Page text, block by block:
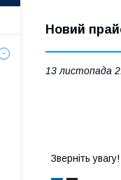
Новий
13 листопада
Зверніть